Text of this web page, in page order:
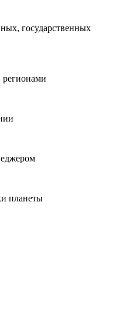
государственных
планеты